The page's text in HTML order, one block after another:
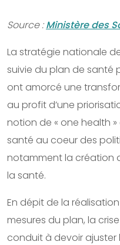
Source :Ministère des
La stratégie nationale
suivie du plan de santé
ont amorcé une
au profit d’une
notion de « one health
santé au coeur des
notamment la création
la santé.
En dépit de la
mesures du plan, la
conduit à devoir